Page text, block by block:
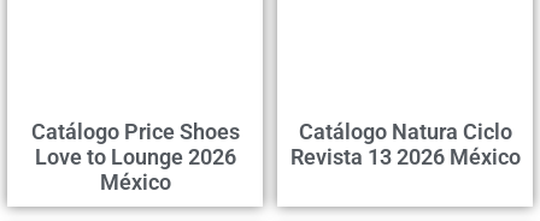
Catálogo Price Shoes
Love to Lounge 2026
México
Catálogo Natura Ciclo
Revista 13 2026 México